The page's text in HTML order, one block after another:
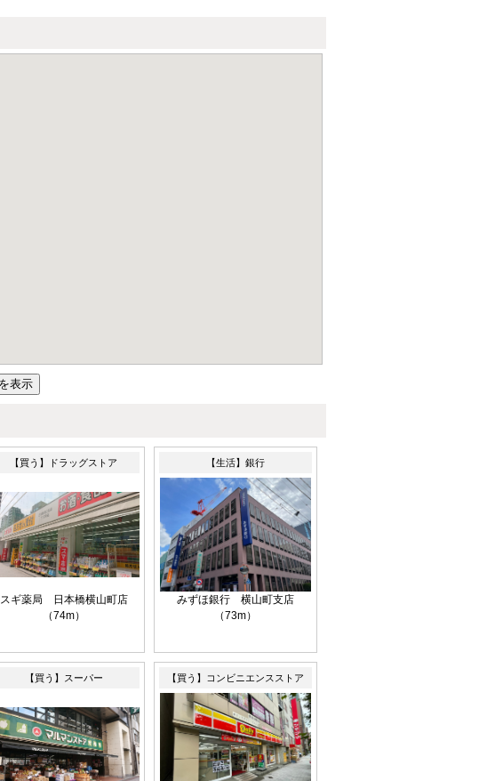
【買う】ドラッグストア
スギ薬局 日本橋横山町店
（74m）
【生活】銀行
みずほ銀行 横山町支店
（73m）
【買う】スーパー 【買う】コンビニエンスストア